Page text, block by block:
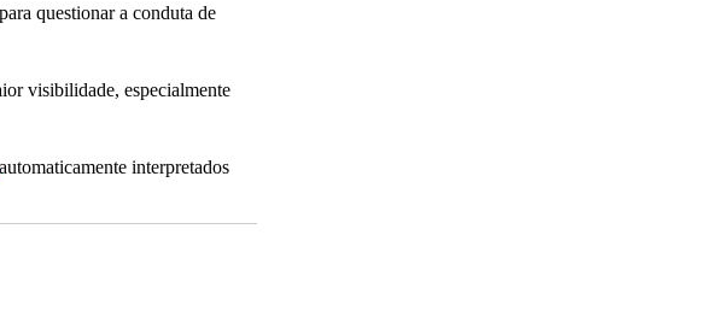
questionar a conduta de
visibilidade, especialmente
interpretados